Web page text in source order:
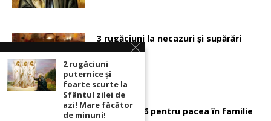
3 rugăciuni la necazuri și supărări
Psalmul 126 pentru pacea în familie
2 rugăciuni
puternice şi
foarte scurte la
Sfântul zilei de
azi! Mare făcător
de minuni!